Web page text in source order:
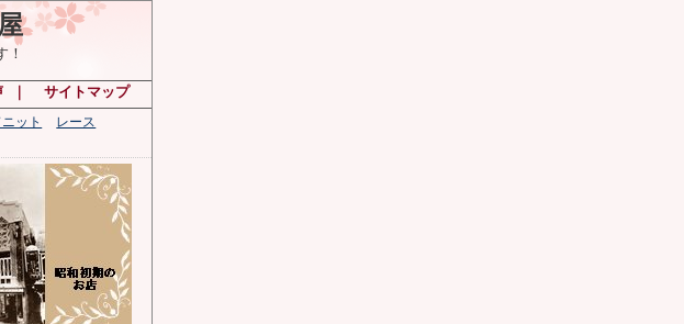
！
サイトマップ
ット
レース